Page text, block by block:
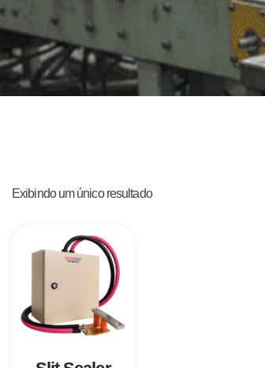
Exibindo um único resultado